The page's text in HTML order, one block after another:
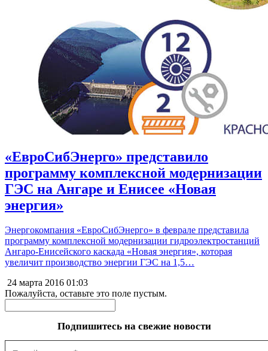
«ЕвроСибЭнерго» представило
программу комплексной модернизации
ГЭС на Ангаре и Енисее «Новая
энергия»
Энергокомпания «ЕвроСибЭнерго» в феврале представила
программу комплексной модернизации гидроэлектростанций
Ангаро-Енисейского каскада «Новая энергия», которая
увеличит производство энергии ГЭС на 1,5…
24 марта 2016 01:03
Пожалуйста, оставьте это поле пустым.
Подпишитесь на свежие новости